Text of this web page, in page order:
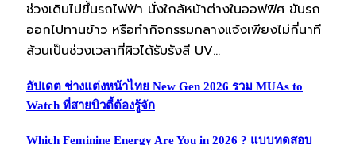
ช่วงเดินไปขึ้นรถไฟฟ้า นั่งใกล้หน้าต่างในออฟฟิศ ขับรถ
ออกไปทานข้าว หรือทำกิจกรรมกลางแจ้งเพียงไม่กี่นาที
ล้วนเป็นช่วงเวลาที่ผิวได้รับรังสี UV…
อัปเดต ช่างแต่งหน้าไทย New Gen 2026 รวม MUAs to
Watch ที่สายบิวตี้ต้องรู้จัก
Which Feminine Energy Are You in 2026 ? แบบทดสอบ